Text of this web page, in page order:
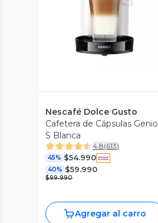
Nescafé Dolce Gusto
Cafetera de Cápsulas Genio
S Blanca
4.8(613)
45% $54.990
40% $59.990
$99.990
Agregar al carro